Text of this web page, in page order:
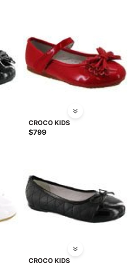
CROCO KIDS
$799
CROCO KIDS